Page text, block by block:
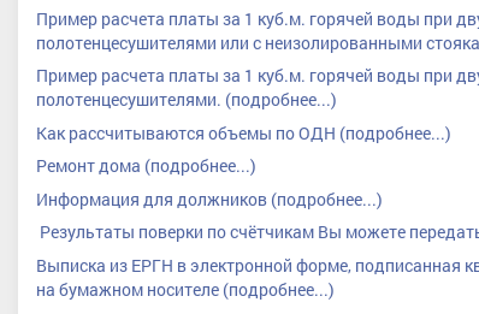
Пример расчета платы за 1 куб.м. горячей воды при
полотенцесушителями или с неизолированными
Пример расчета платы за 1 куб.м. горячей воды при
полотенцесушителями. (подробнее...)
Как рассчитываются объемы по ОДН (подробнее...)
Ремонт дома (подробнее...)
Информация для должников (подробнее...)
Результаты поверки по счётчикам Вы можете
Выписка из ЕРГН в электронной форме, подписанная
на бумажном носителе (подробнее...)